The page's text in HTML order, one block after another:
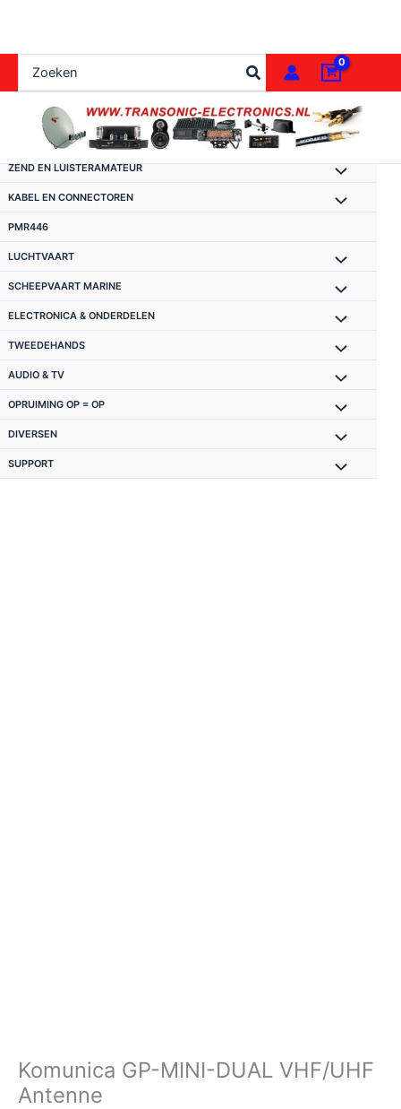
de
inhoud
naar:
ZEND EN LUISTERAMATEUR
KABEL EN CONNECTOREN
PMR446
LUCHTVAART
SCHEEPVAART MARINE
ELECTRONICA & ONDERDELEN
TWEEDEHANDS
AUDIO & TV
OPRUIMING OP = OP
DIVERSEN
SUPPORT
Komunica GP-MINI-DUAL VHF/UHF
Antenne